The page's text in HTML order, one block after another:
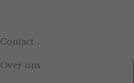
Contact
Over ons